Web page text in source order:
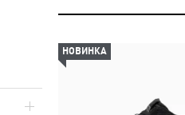
НОВИНКА